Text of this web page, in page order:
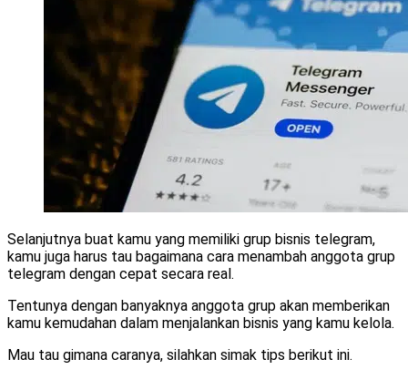
Selanjutnya buat kamu yang memiliki grup bisnis telegram,
kamu juga harus tau bagaimana cara menambah anggota grup
telegram dengan cepat secara real.
Tentunya dengan banyaknya anggota grup akan memberikan
kamu kemudahan dalam menjalankan bisnis yang kamu kelola.
Mau tau gimana caranya, silahkan simak tips berikut ini.